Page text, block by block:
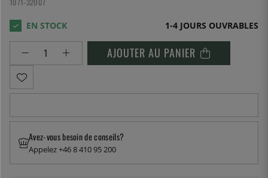
1-4 JOURS OUVRABLES
AJOUTER AU PANIER
Avez-vous besoin de conseils?
Appelez +46 8 410 95 200